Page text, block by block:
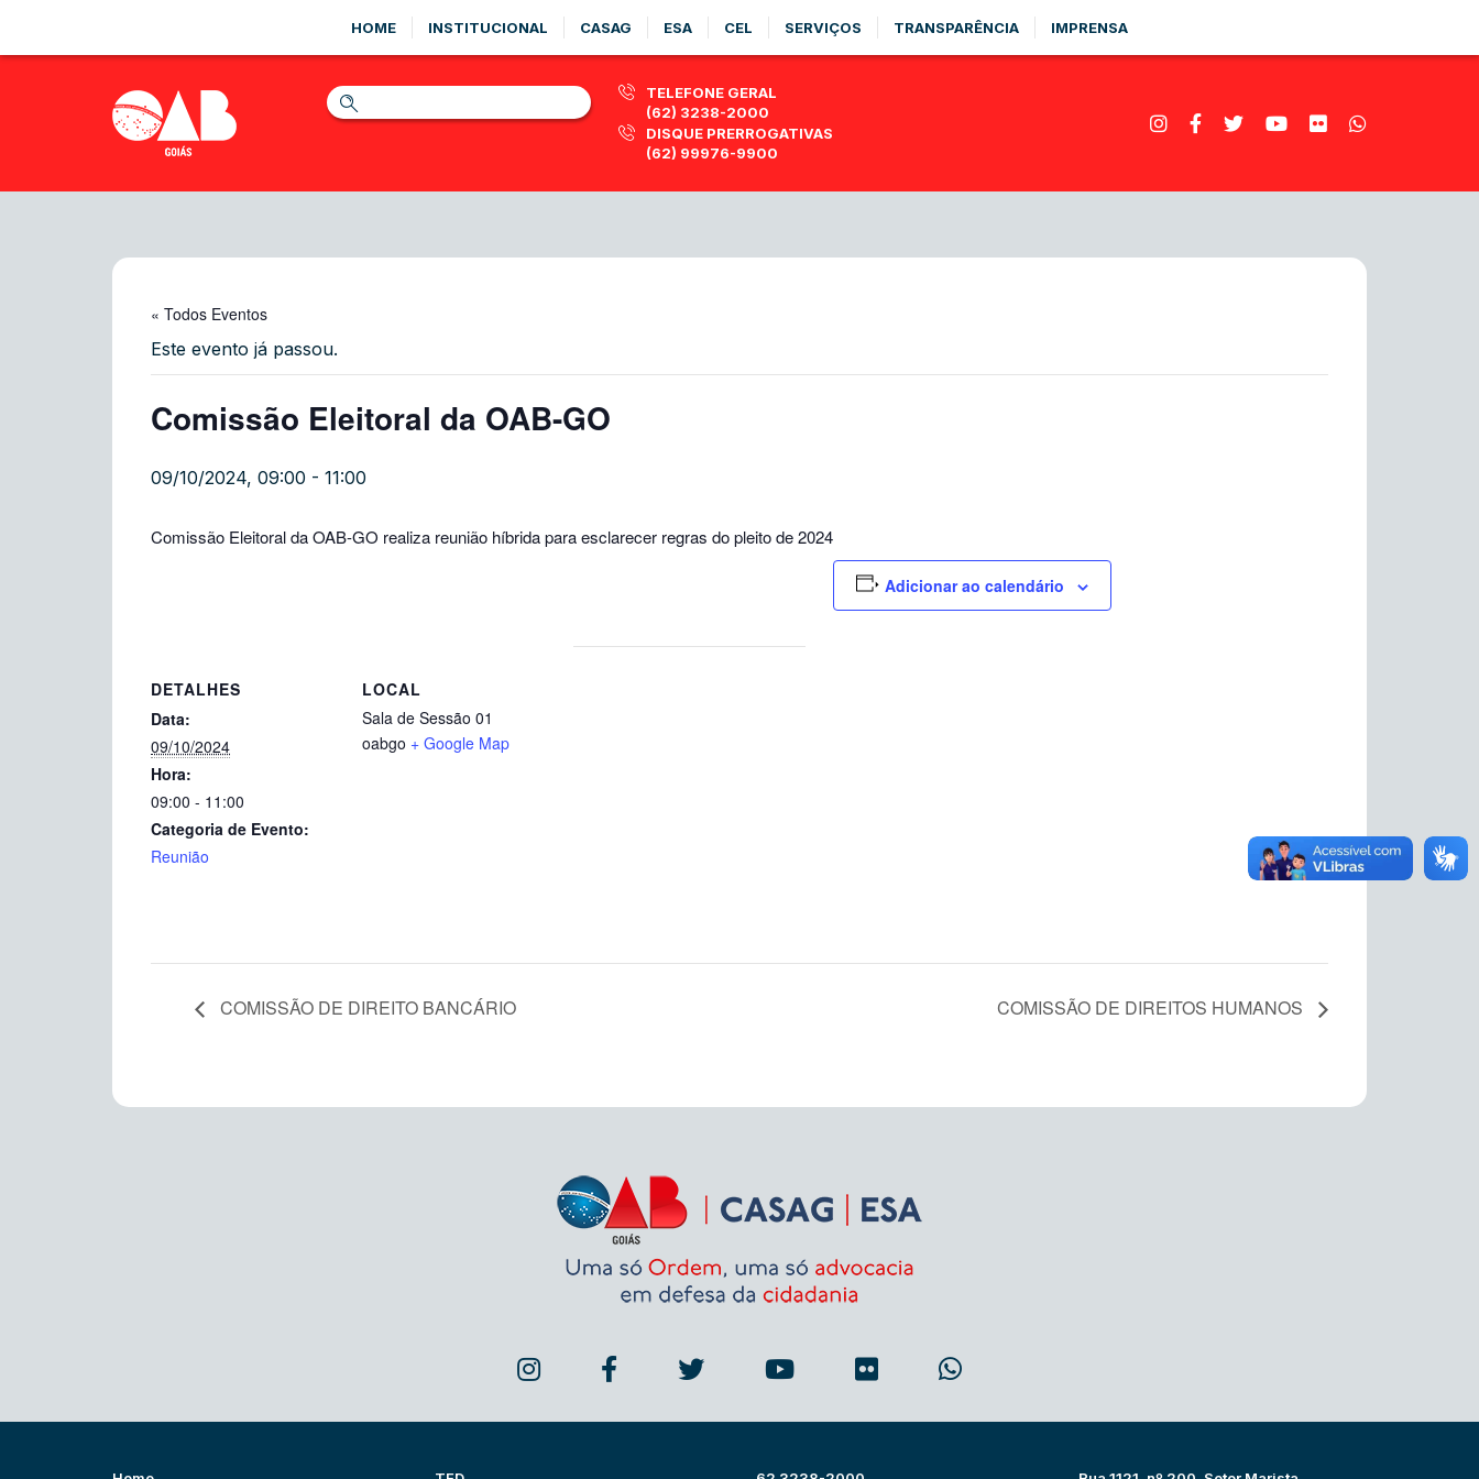
HOME INSTITUCIONAL CASAG ESA CEL SERVIÇOS TRANSPARÊNCIA IMPRENSA
TELEFONE GERAL
(62) 3238-2000
DISQUE PRERROGATIVAS
(62) 99976-9900
« Todos Eventos
Este evento já passou.
Comissão Eleitoral da OAB-GO
09/10/2024, 09:00 - 11:00
Comissão Eleitoral da OAB-GO realiza reunião híbrida para esclarecer regras do pleito de 2024
Adicionar ao calendário
DETALHES
Data:
09/10/2024
Hora:
09:00 - 11:00
Categoria de Evento:
Reunião
LOCAL
Sala de Sessão 01
oabgo + Google Map
COMISSÃO DE DIREITO BANCÁRIO COMISSÃO DE DIREITOS HUMANOS